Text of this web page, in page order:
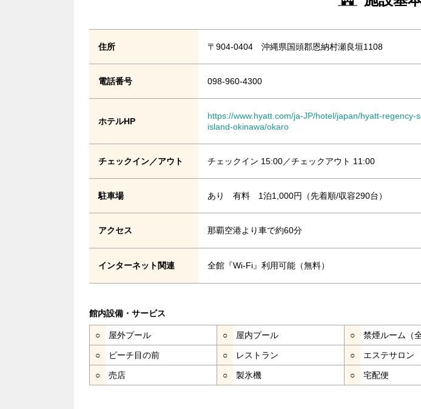
住所 〒904-0404 沖縄県国頭郡恩納村瀬良垣1108
電話番号 098-960-4300
ホテルHP
https://www.hyatt.com/ja-JP/hotel/japan/hyatt-regency-
island-okinawa/okaro
チェックイン／アウト チェックイン 15:00／チェックアウト 11:00
駐車場 あり 有料 1泊1,000円（先着順/収容290台）
アクセス 那覇空港より車で約60分
インターネット関連 全館『Wi-Fi』利用可能（無料）
館内設備・サービス
○ 屋外プール ○ 屋内プール ○ 禁煙ルーム（全
○ ビーチ目の前 ○ レストラン ○ エステサロン
○ 売店 ○ 製氷機 ○ 宅配便